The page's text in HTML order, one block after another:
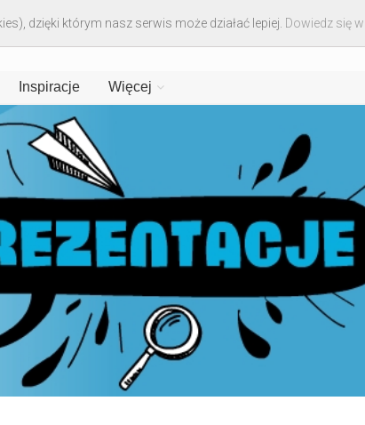
Inspiracje Więcej
dzięki którym nasz serwis może działać lepiej. Dowiedz się